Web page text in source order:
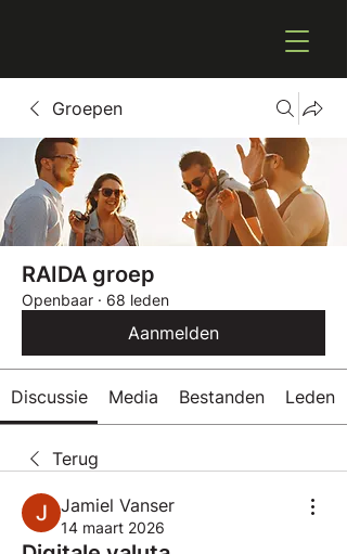
Groepen
RAIDA groep
Openbaar · 68 leden
Aanmelden
Discussie Media Bestanden Leden
Terug
Jamiel Vanser
14 maart 2026